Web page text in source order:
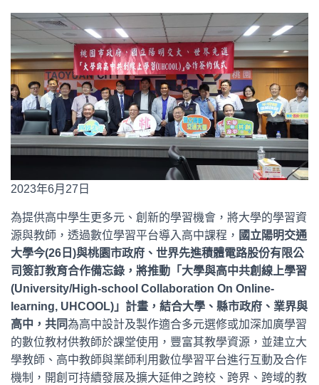
2023年6月27日
為提供高中學生更多元、創新的學習機會，將大學的學習資
源與教師，透過數位學習平台導入高中課程， 國立陽明交通
大學今(26日)與桃園市政府、世界先進積體電路股份有限公
司簽訂教育合作備忘錄，將推動「大學與高中共創線上學習
(University/High-school Collaboration On Online-
learning, UHCOOL)」計畫，結合大學、縣市政府、業界與
高中，共同為高中設計及製作適合多元選修或加深加廣學習
的數位教材供教師於課堂使用，豐富其教學資源，並建立大
學教師、高中教師與業師利用數位學習平台進行互動及合作
機制，開創可持續發展及擴大延伸之跨校、跨界、跨域的教